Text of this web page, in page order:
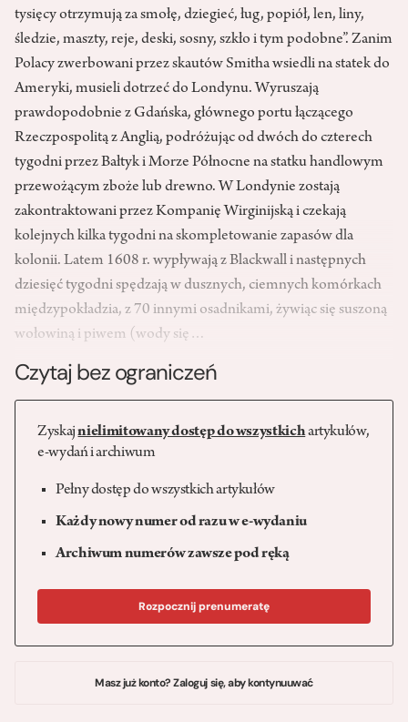
tysięcy otrzymują za smołę, dziegieć, ług, popiół, len, liny,
śledzie, maszty, reje, deski, sosny, szkło i tym podobne”. Zanim
Polacy zwerbowani przez skautów Smitha wsiedli na statek do
Ameryki, musieli dotrzeć do Londynu. Wyruszają
prawdopodobnie z Gdańska, głównego portu łączącego
Rzeczpospolitą z Anglią, podróżując od dwóch do czterech
tygodni przez Bałtyk i Morze Północne na statku handlowym
przewożącym zboże lub drewno. W Londynie zostają
zakontraktowani przez Kompanię Wirginijską i czekają
kolejnych kilka tygodni na skompletowanie zapasów dla
kolonii. Latem 1608 r. wypływają z Blackwall i następnych
dziesięć tygodni spędzają w dusznych, ciemnych komórkach
międzypokładzia, z 70 innymi osadnikami, żywiąc się suszoną
wołowiną i piwem (wody się…
Czytaj bez ograniczeń
Zyskajnielimitowany dostęp do wszystkichartykułów,
e-wydań i archiwum
Pełny dostęp do wszystkich artykułów
Każdy nowy numer od razu w e-wydaniu
Archiwum numerów zawsze pod ręką
Rozpocznij prenumeratę
Masz już konto? Zaloguj się, aby kontynuuwać